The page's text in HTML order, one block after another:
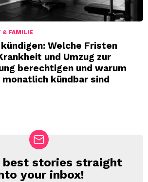
& FAMILIE
Welche Fristen
und Umzug zur
berechtigen und warum
kündbar sind
best stories straight
your inbox!